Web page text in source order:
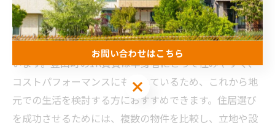
は、経済的な安定を求める方にとって大きなメリットで
す。インターネット環境の整備により、テレワークや趣
味のオンライン活動も円滑に行え、生活の質が向上して
います。豊山町の1K賃貸は単身者にとって住みやすく、
コストパフォーマンスにも優れているため、これから地
元での生活を検討する方におすすめできます。住居選び
を成功させるためには、複数の物件を比較し、立地や設
お問い合わせはこちら
お問い合わせはこちら